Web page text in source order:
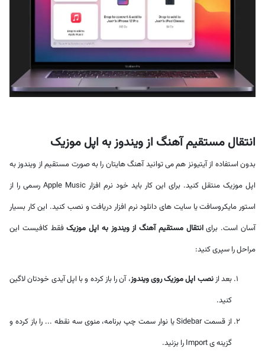
انتقال مستقیم آهنگ از ویندوز به اپل موزیک
بدون استفاده از آیتیونز هم می توانید آهنگ هایتان را به صورت مستقیم از ویندوز به
اپل موزیک منتقل کنید. برای این کار باید خود نرم افزار Apple Music رسمی را از
استور مایکروسافت یا سایت های دانلود نرم افزار دریافت و نصب کنید. این کار بسیار
آسان است. برایانتقال مستقیم آهنگ از ویندوز به اپل موزیکفقط کافیست این
مراحل را سپری کنید:
بعد ازنصب اپل موزیک روی ویندوز، آن را باز کرده و با اپل آیدی خودتان لاگین
کنید.
از قسمت Sidebar یا نوار سمت چپ برنامه، منوی سه نقطه ... را باز کرده و
گزینه ی Import را بزنید.